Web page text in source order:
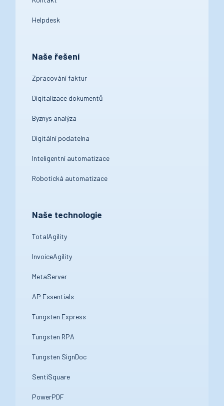
Helpdesk
Naše řešení
Zpracování faktur
Digitalizace dokumentů
Byznys analýza
Digitální podatelna
Inteligentní automatizace
Robotická automatizace
Naše technologie
TotalAgility
InvoiceAgility
MetaServer
AP Essentials
Tungsten Express
Tungsten RPA
Tungsten SignDoc
SentiSquare
PowerPDF